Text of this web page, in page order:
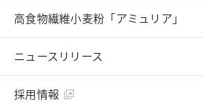
高食物繊維小麦粉「アミュリア」
ニュースリリース
採用情報